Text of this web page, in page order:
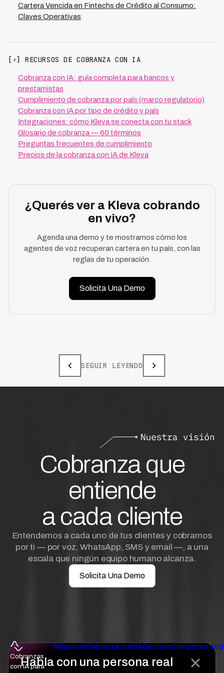
Cartera Vencida en Fintechs de Crédito al Consumo:
Claves Operativas
[+] RECURSOS DE COBRANZA CON IA
Cobranza con IA: guía completa para bancos y
prestamistas
Cumplimiento de cobranza por país (marco regulatorio)
Cobranza con IA por tipo de crédito y país
Integraciones: cómo Kleva se conecta con tu stack
Glosario de cobranza — 60 términos
Preguntas frecuentes de cumplimiento
Precios de la cobranza con IA de Kleva
¿Querés ver a Kleva cobrando
en vivo?
Agenda una demo y te mostramos cómo los
agentes de voz recuperan cartera en tu país, con las
reglas de tu operación.
Solicita Una Demo
SEGUIR LEYENDO
Habla con una persona real
Cobranza que
entiende
a cada cliente
Entendemos a cada uno de tus clientes y cobramos
por ti — por voz, WhatsApp, SMS y email —, a una
escala que ningún equipo humano alcanza.
Solicita Una Demo
Cobranzas
con IA para
NosotrosCobranza con IAGlosarioCumplimiento